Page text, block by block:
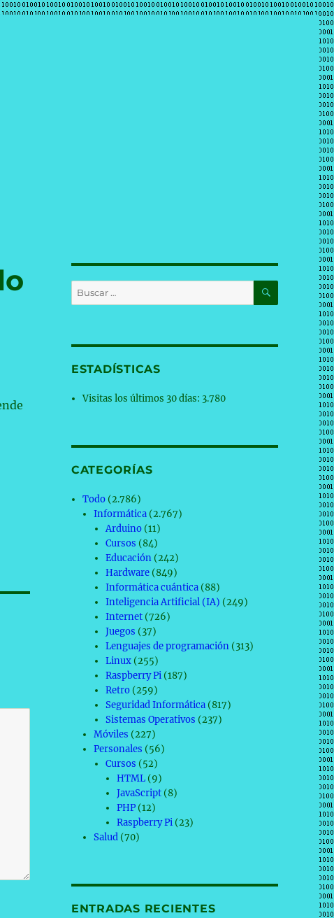
Buscar
por:
BUSCAR
ESTADÍSTICAS
Visitas los últimos 30 días: 3.780
CATEGORÍAS
Todo (2.786)
Informática (2.767)
Arduino(11)
Cursos (84)
Educación(242)
Hardware(849)
Informática cuántica(88)
Inteligencia Artificial (IA) (249)
Internet(726)
Juegos (37)
Lenguajes de programación(313)
Linux(255)
Raspberry Pi(187)
Retro(259)
Seguridad Informática(817)
Sistemas Operativos (237)
Móviles (227)
Personales (56)
Cursos (52)
HTML(9)
JavaScript(8)
PHP(12)
Raspberry Pi(23)
Salud (70)
ENTRADAS RECIENTES